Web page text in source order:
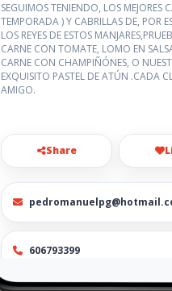
SEGUIMOS TENIENDO, LOS MEJORES
TEMPORADA ) Y CABRILLAS DE, POR
LOS REYES DE ESTOS
CARNE CON TOMATE, LOMO EN
CARNE CON CHAMPIÑÓNES, O
EXQUISITO PASTEL DE ATÚN .CADA
AMIGO.
Share
606793399